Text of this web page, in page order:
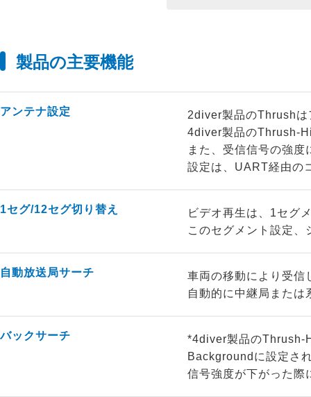
製品の主要機能
アンテナ設定
2diver製品のThrush
4diver製品のThrush-
また、受信信号の強
設定は、UART経由の
1セグ/12セグ切り替え
ビデオ再生は、1セグ
このセグメント設定
自動放送局サーチ
車両の移動により受信
自動的に中継局または
バックサーチ
*4diver製品のThrush-
Backgroundに設定さ
信号強度が下がった際